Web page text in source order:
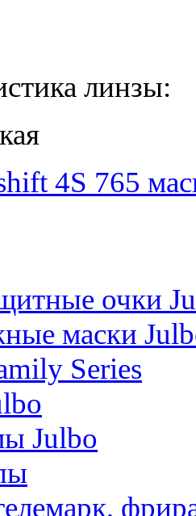
линзы:
4S 765
очки
маски
Series
Julbo